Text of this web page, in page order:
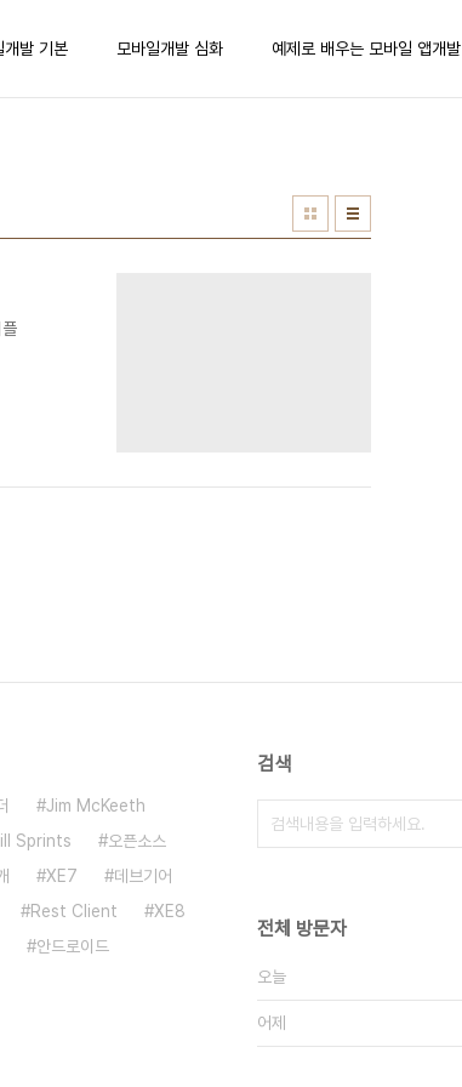
개발 기본 모바일개발 심화 예제로 배우는 모바일 앱개발
Jim McKeeth
Sprints
오픈소스
XE7
데브기어
Rest Client
XE8
안드로이드
검색
전체 방문자
오늘
어제